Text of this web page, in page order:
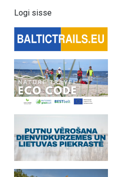
Logi sisse